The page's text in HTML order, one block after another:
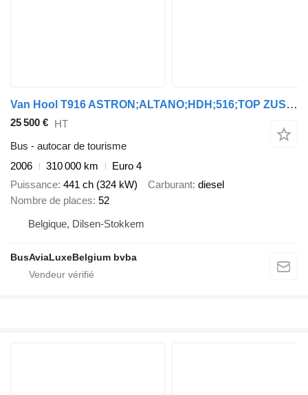
Van Hool T916 ASTRON;ALTANO;HDH;516;TOP ZUSTAND
25 500 € HT
Bus - autocar de tourisme
2006
310 000 km
Euro 4
Puissance 441 ch (324 kW) Carburant diesel
Nombre de places 52
Belgique, Dilsen-Stokkem
BusAviaLuxeBelgium bvba